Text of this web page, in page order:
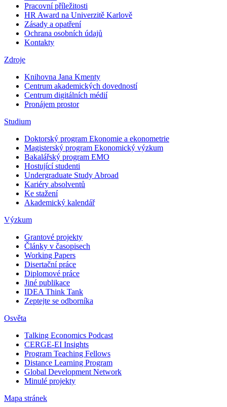
Pracovní příležitosti
HR Award na Univerzitě Karlově
Zásady a opatření
Ochrana osobních údajů
Kontakty
Zdroje
Knihovna Jana Kmenty
Centrum akademických dovedností
Centrum digitálních médií
Pronájem prostor
Studium
Doktorský program Ekonomie a ekonometrie
Magisterský program Ekonomický výzkum
Bakalářský program EMO
Hostující studenti
Undergraduate Study Abroad
Kariéry absolventů
Ke stažení
Akademický kalendář
Výzkum
Grantové projekty
Články v časopisech
Working Papers
Disertační práce
Diplomové práce
Jiné publikace
IDEA Think Tank
Zeptejte se odborníka
Osvěta
Talking Economics Podcast
CERGE-EI Insights
Program Teaching Fellows
Distance Learning Program
Global Development Network
Minulé projekty
Mapa stránek